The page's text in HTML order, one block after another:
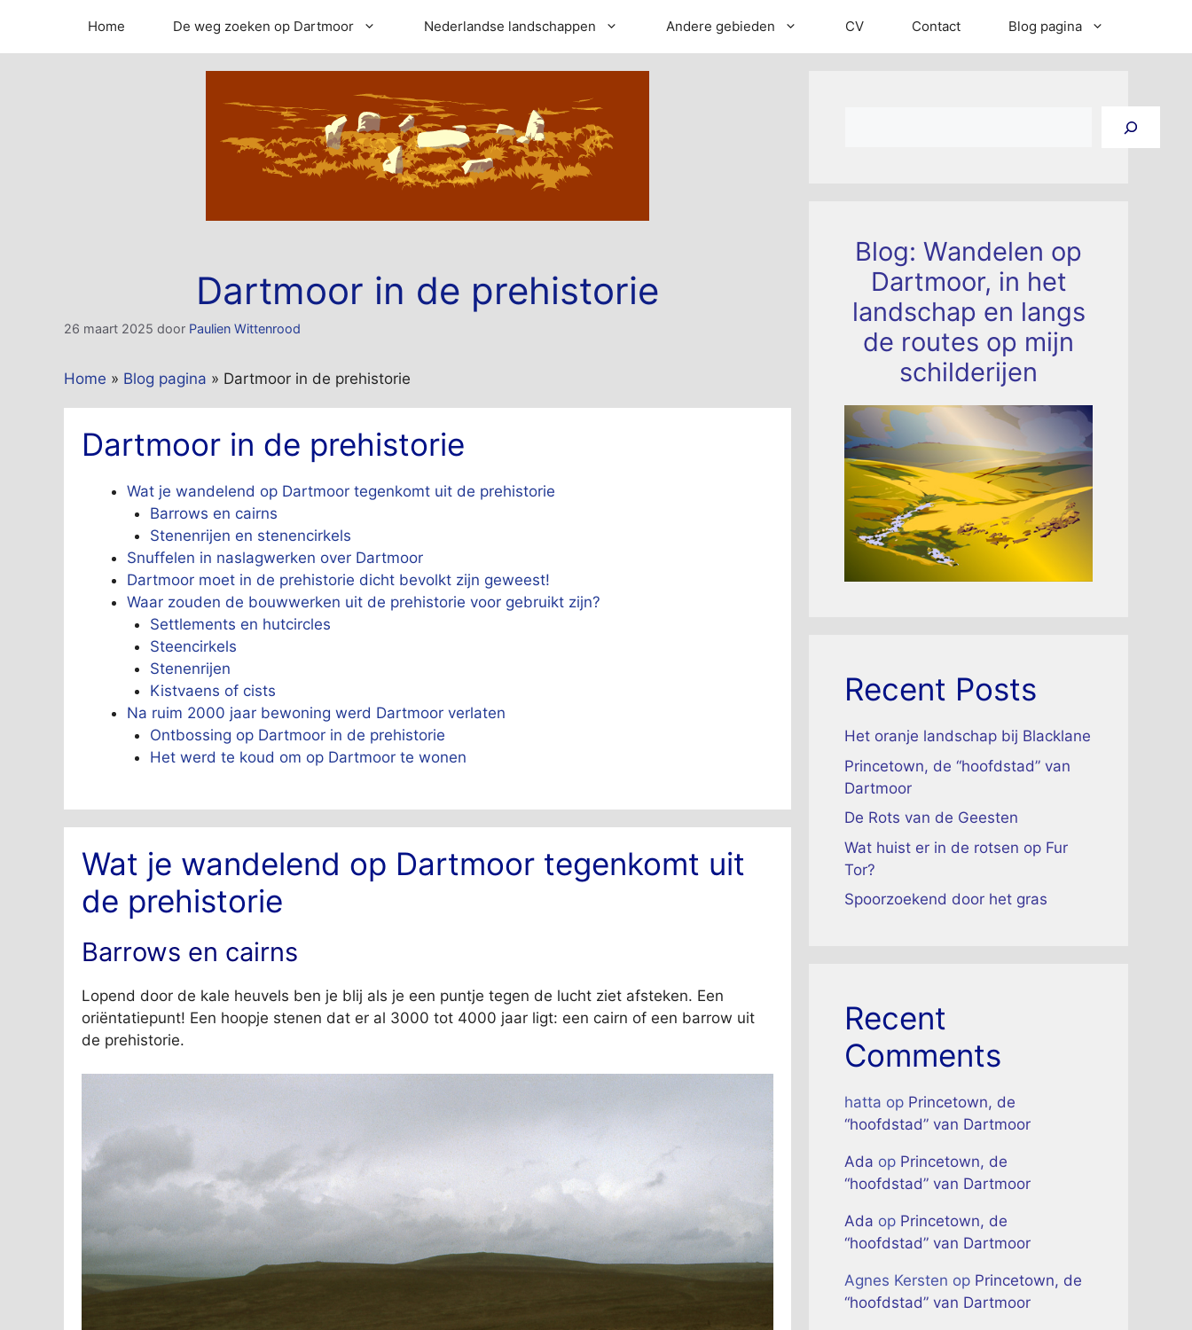
de
Home De weg zoeken op Dartmoor Nederlandse landschappen Andere gebieden CV Contact Blog pagina
Dartmoor in de prehistorie
26 maart 2025 door Paulien Wittenrood
Home » Blog pagina » Dartmoor in de prehistorie
Dartmoor in de prehistorie
Wat je wandelend op Dartmoor tegenkomt uit de prehistorie
Barrows en cairns
Stenenrijen en stenencirkels
Snuffelen in naslagwerken over Dartmoor
Dartmoor moet in de prehistorie dicht bevolkt zijn geweest!
Waar zouden de bouwwerken uit de prehistorie voor gebruikt zijn?
Settlements en hutcircles
Steencirkels
Stenenrijen
Kistvaens of cists
Na ruim 2000 jaar bewoning werd Dartmoor verlaten
Ontbossing op Dartmoor in de prehistorie
Het werd te koud om op Dartmoor te wonen
Wat je wandelend op Dartmoor tegenkomt uit
de prehistorie
Barrows en cairns
Lopend door de kale heuvels ben je blij als je een puntje tegen de lucht ziet afsteken. Een
oriëntatiepunt! Een hoopje stenen dat er al 3000 tot 4000 jaar ligt: een cairn of een barrow uit
de prehistorie.
Blog: Wandelen op
Dartmoor, in het
landschap en langs
de routes op mijn
schilderijen
Recent Posts
Het oranje landschap bij Blacklane
Princetown, de “hoofdstad” van
Dartmoor
De Rots van de Geesten
Wat huist er in de rotsen op Fur
Tor?
Spoorzoekend door het gras
Recent
Comments
hatta op Princetown, de
“hoofdstad” van Dartmoor
Ada op Princetown, de
“hoofdstad” van Dartmoor
Ada op Princetown, de
“hoofdstad” van Dartmoor
Agnes Kersten op Princetown, de
“hoofdstad” van Dartmoor